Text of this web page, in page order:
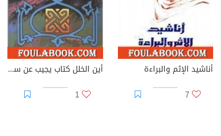
أناشيد الإثم والبراءة
7
أين الخلل كتاب يجيب عن سؤال عمره 200 عام
1